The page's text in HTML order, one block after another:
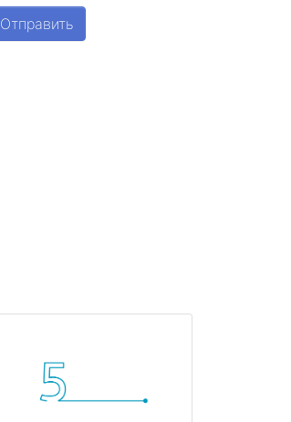
Отправить